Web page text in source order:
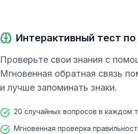
Интерактивный тест
Проверьте свои знания с
Мгновенная обратная связь
и лучше запоминать знаки.
20 случайных вопросов в каждом
Мгновенная проверка